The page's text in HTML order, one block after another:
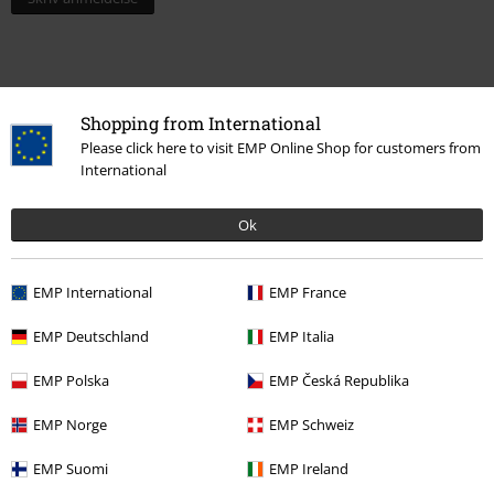
Shopping from International
Please click here to visit EMP Online Shop for customers from
International
Ok
EMP International EMP France
EMP Deutschland EMP Italia
EMP Polska EMP Česká Republika
EMP Norge EMP Schweiz
EMP Suomi EMP Ireland
Band Merch Genre
Band Merch Medier
Band Merch Top Bands Motörhead Media Vinyl
Udsalg % Medier